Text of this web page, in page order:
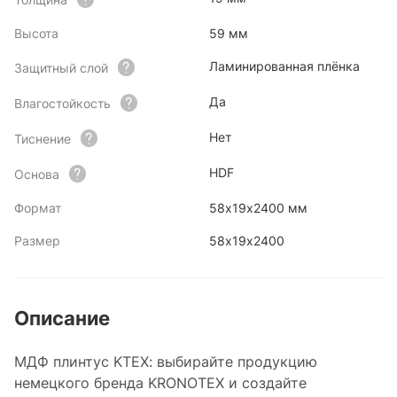
Высота 59 мм
Защитный слой Ламинированная плёнка
Влагостойкость Да
Тиснение Нет
Основа HDF
Формат 58х19х2400 мм
Размер 58х19х2400
Описание
МДФ плинтус KTEX: выбирайте продукцию
немецкого бренда KRONOTEX и создайте